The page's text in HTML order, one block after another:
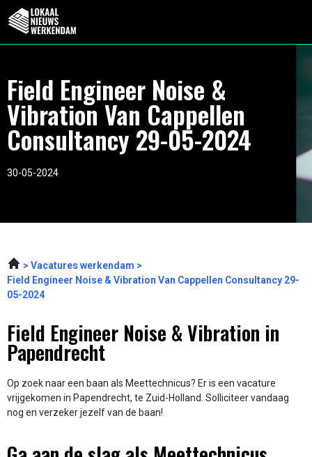
Field Engineer Noise &
Vibration Van Cappellen
Consultancy 29-05-2024
30-05-2024
Vacatures werkendam
Field Engineer Noise & Vibration Van Cappellen Consultancy 29-
05-2024
Field Engineer Noise & Vibration in
Papendrecht
Op zoek naar een baan als Meettechnicus? Er is een vacature
vrijgekomen in Papendrecht, te Zuid-Holland. Solliciteer vandaag
nog en verzeker jezelf van de baan!